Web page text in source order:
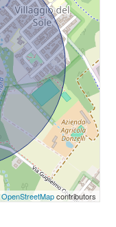
OpenStreetMapcontributors